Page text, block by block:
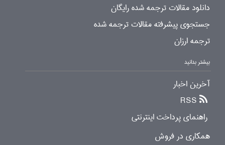
دانلود مقالات ترجمه شده رایگان
جستجوی پیشرفته مقالات ترجمه شده
ترجمه ارزان
بیشتر بدانید
آخرین اخبار
RSS
راهنمای پرداخت اینترنتی
همکاری در فروش